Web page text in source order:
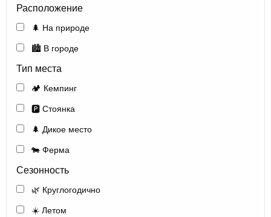
Расположение
🌲 На природе
🏙️ В городе
Тип места
🏕️ Кемпинг
🅿️ Стоянка
🌲 Дикое место
🐄 Ферма
Сезонность
🌿 Круглогодично
☀️ Летом